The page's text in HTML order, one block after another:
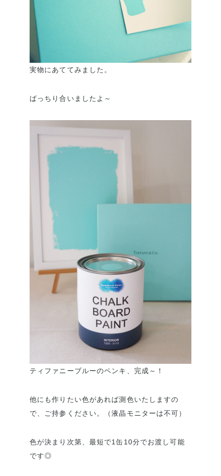
実物にあててみました。
ばっちり合いましたよ～
ティファニーブルーのペンキ、完成～！
他にも作りたい色があれば測色いたしますの
で、ご持参ください。（液晶モニターは不可）
色が決まり次第、最短で1缶10分でお渡し可能
です◎